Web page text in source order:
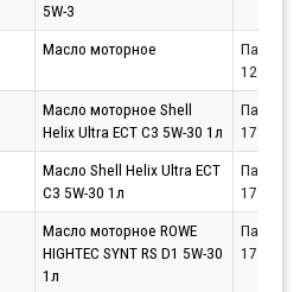
5W-3
Масло моторное
Партнёр
Масло моторное Shell
Helix Ultra ECT C3 5W-30 1л
Партнёр
Масло Shell Helix Ultra ECT
C3 5W-30 1л
Партнёр
Масло моторное ROWE
HIGHTEC SYNT RS D1 5W-30
1л
Партнёр